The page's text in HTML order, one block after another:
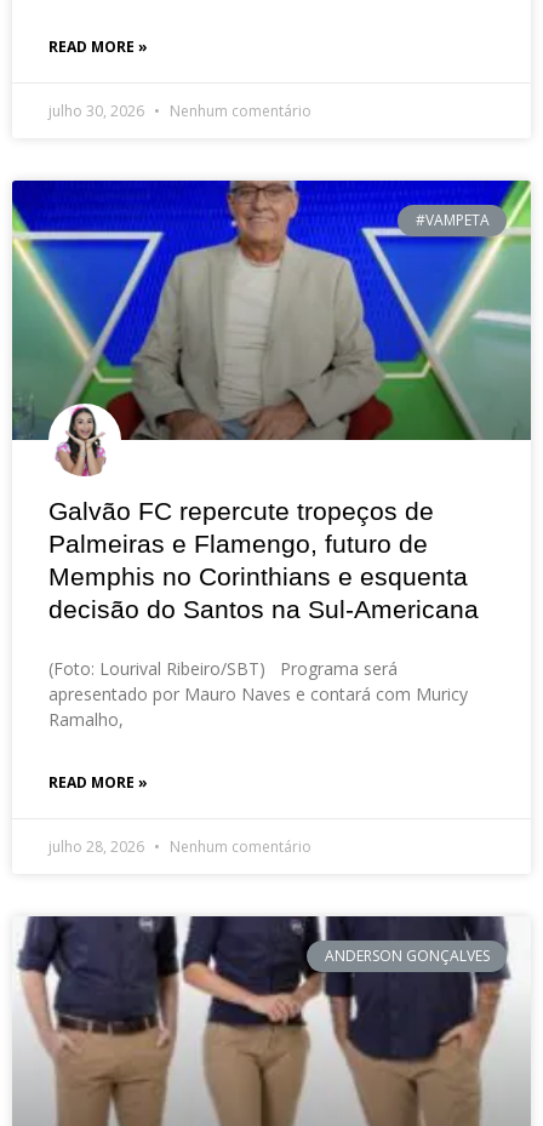
READ MORE »
julho 30, 2026 Nenhum comentário
#VAMPETA
Galvão FC repercute tropeços de
Palmeiras e Flamengo, futuro de
Memphis no Corinthians e esquenta
decisão do Santos na Sul-Americana
(Foto: Lourival Ribeiro/SBT) Programa será
apresentado por Mauro Naves e contará com Muricy
Ramalho,
READ MORE »
julho 28, 2026 Nenhum comentário
ANDERSON GONÇALVES